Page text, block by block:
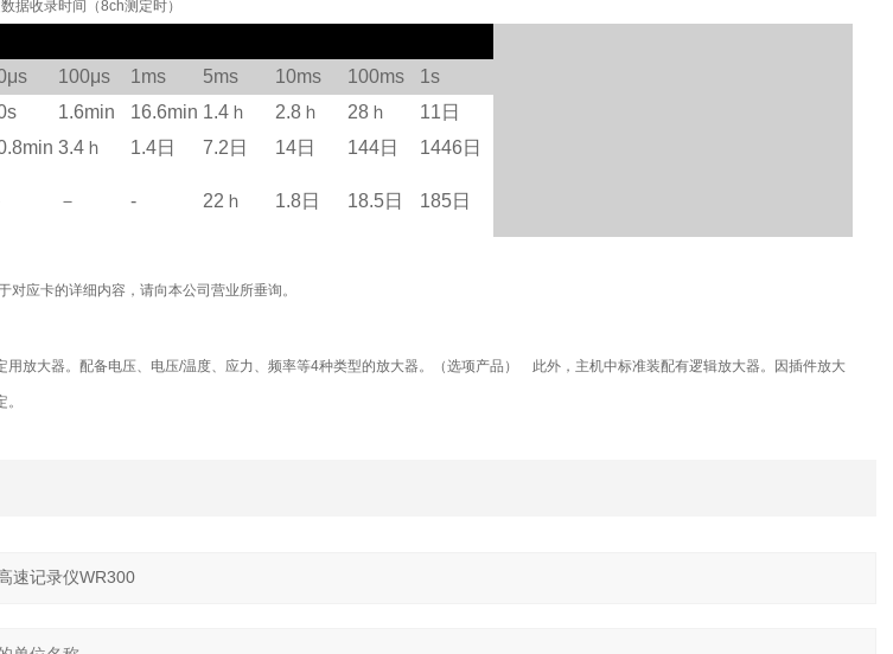
据收录时间（8ch测定时）
100μs 1ms 5ms 10ms 100ms
1s
1.6min 16.6min 1.4ｈ 2.8ｈ 28ｈ
11日
3.4ｈ 1.4日 7.2日 14日 144日
1446日
－ - 22ｈ 1.8日 18.5日 185日
对应卡的详细内容，请向本公司营业所垂询。
用放大器。配备电压、电压/温度、应力、频率等4种类型的放大器。（选项产品） 此外，主机中标准装配有逻辑放大器。因插件放大